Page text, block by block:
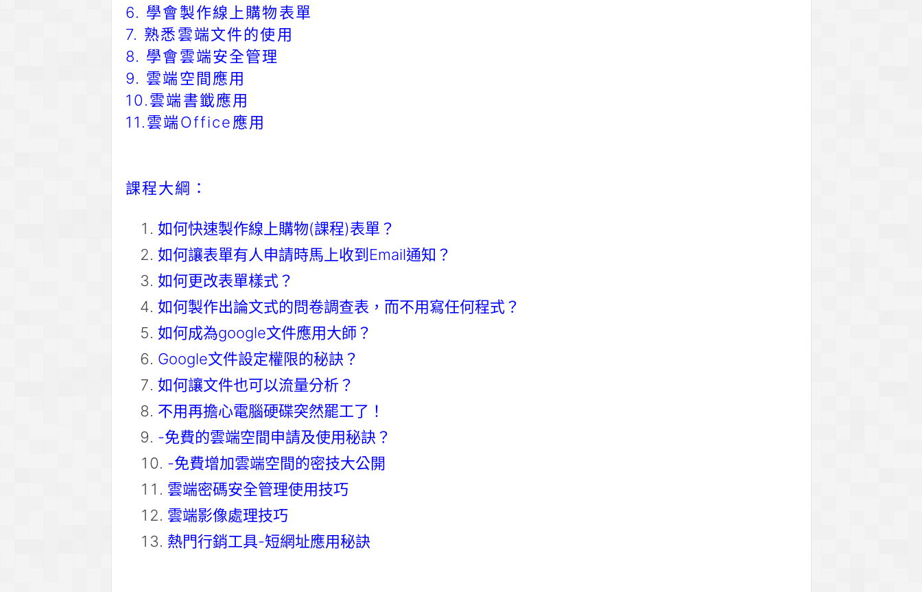
6. 學會製作線上購物表單
7. 熟悉雲端文件的使用
8. 學會雲端安全管理
9. 雲端空間應用
10.雲端書韱應用
11.雲端Office應用
課程大綱：
如何快速製作線上購物(課程)表單？
如何讓表單有人申請時馬上收到Email通知？
如何更改表單樣式？
如何製作出論文式的問卷調查表，而不用寫任何程式？
如何成為google文件應用大師？
Google文件設定權限的秘訣？
如何讓文件也可以流量分析？
不用再擔心電腦硬碟突然罷工了！
-免費的雲端空間申請及使用秘訣？
-免費增加雲端空間的密技大公開
雲端密碼安全管理使用技巧
雲端影像處理技巧
熱門行銷工具-短網址應用秘訣